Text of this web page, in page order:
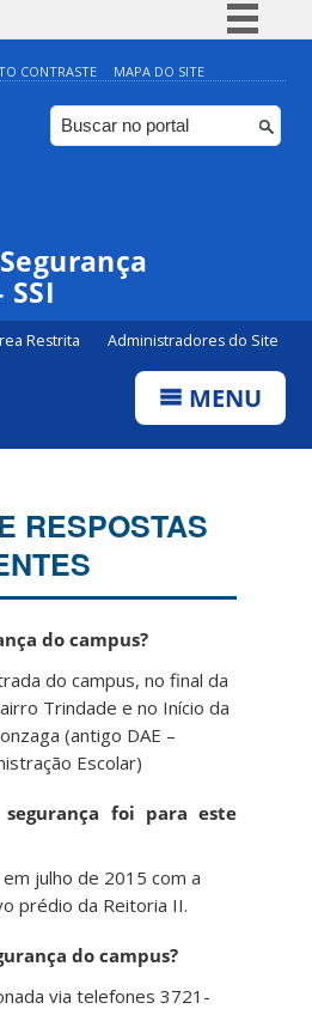
Simplifique!
Comunica BR
Participe
Canais
CONTRASTE MAPA DO SITE
Restrita Administradores do Site
MENU
RESPOSTAS
do campus?
do campus, no final da
Trindade e no Início da
(antigo DAE –
Escolar)
foi para este
julho de 2015 com a
prédio da Reitoria II.
do campus?
via telefones 3721-